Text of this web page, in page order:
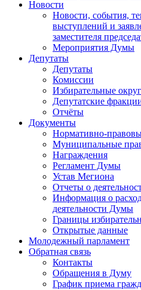
Новости
Новости, события,
выступлений и
заместителя
Мероприятия Думы
Депутаты
Депутаты
Комиссии
Избирательные
Депутатские
Отчёты
Документы
Нормативно-
Муниципальные
Награждения
Регламент Думы
Устав Мегиона
Отчеты о
Информация о
деятельности Думы
Границы
Открытые данные
Молодежный парламент
Обратная связь
Контакты
Обращения в Думу
График приема